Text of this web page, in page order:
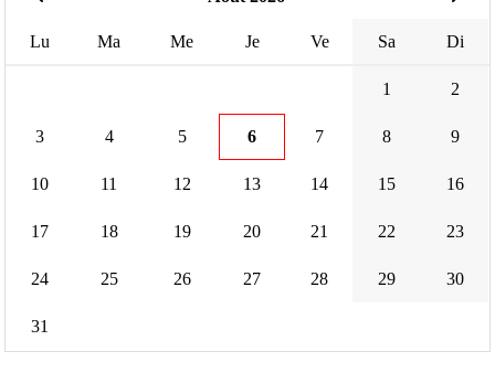
Lu Ma Me Je Ve Sa Di
1 2
3 4 5 6 7 8 9
10 11 12 13 14 15 16
17 18 19 20 21 22 23
24 25 26 27 28 29 30
31